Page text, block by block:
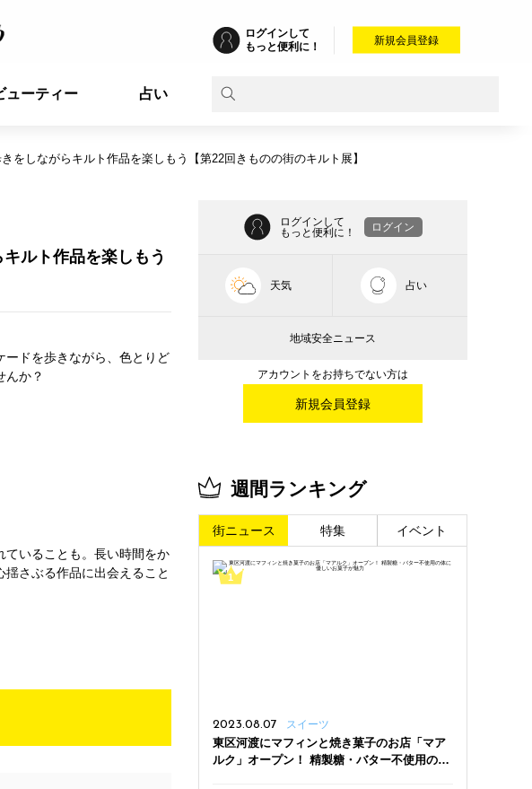
ログインして
もっと便利に！
新規会員登録
ューティー 占い
をしながらキルト作品を楽しもう【第22回きものの街のキルト展】
ルト作品を楽しもう
ードを歩きながら、色とりど
んか？
いることも。長い時間をか
さぶる作品に出会えること
ログインして
もっと便利に！
ログイン
天気 占い
地域安全ニュース
アカウントをお持ちでない方は
新規会員登録
週間ランキング
街ニュース 特集 イベント
2023.08.07 スイーツ
東区河渡にマフィンと焼き菓子のお店「マア
ルク」オープン！ 精製糖・バター不使用の体